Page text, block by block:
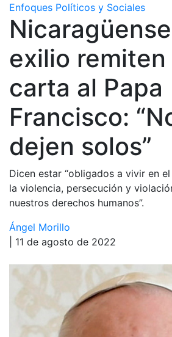
Enfoques Políticos y Sociales
exilio remiten
carta al Papa
Francisco:
dejen solos”
Dicen estar “obligados a vivir en
la violencia, persecución y
nuestros derechos humanos”.
Ángel Morillo
| 11 de agosto de 2022